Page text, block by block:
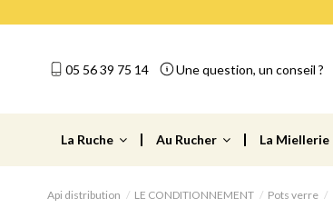
05 56 39 75 14 Une question, un conseil ?
La Ruche Au Rucher La Miellerie
Api distribution LE CONDITIONNEMENT Pots verre